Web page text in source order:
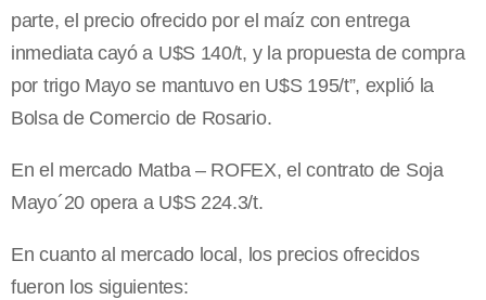
parte, el precio ofrecido por el maíz con entrega
inmediata cayó a U$S 140/t, y la propuesta de compra
por trigo Mayo se mantuvo en U$S 195/t”, explió la
Bolsa de Comercio de Rosario.
En el mercado Matba – ROFEX, el contrato de Soja
Mayo´20 opera a U$S 224.3/t.
En cuanto al mercado local, los precios ofrecidos
fueron los siguientes: